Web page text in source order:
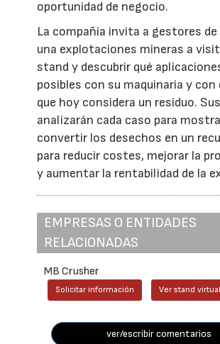
oportunidad de negocio.
La compañía invita a gestores
una explotaciones mineras a
stand y descubrir qué
posibles con su maquinaria y
que hoy considera un residuo.
analizarán cada caso para
convertir los desechos en un
para reducir costes, mejorar la
y aumentar la rentabilidad de la
EMPRESAS O ENTIDADES
RELACIONADAS
MB Crusher
Solicitar información Ver stand virtual
ver/escribir comentarios